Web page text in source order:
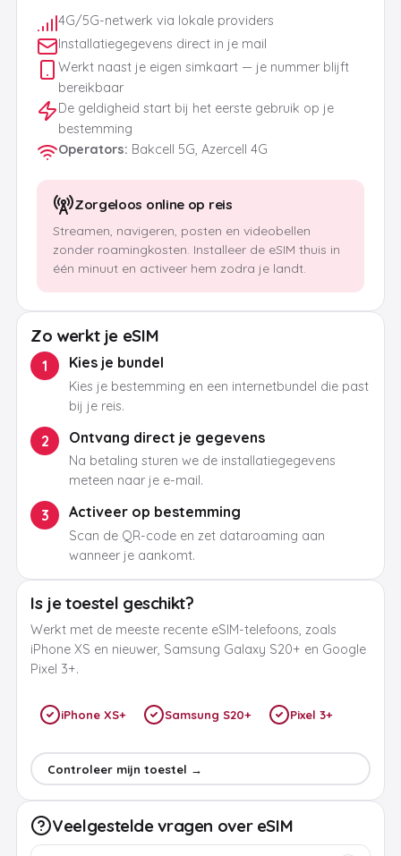
4G/5G-netwerk via lokale providers
Installatiegegevens direct in je mail
Werkt naast je eigen simkaart — je nummer blijft
bereikbaar
De geldigheid start bij het eerste gebruik op je
bestemming
Operators: Bakcell 5G, Azercell 4G
Zorgeloos online op reis
Streamen, navigeren, posten en videobellen
zonder roamingkosten. Installeer de eSIM thuis in
één minuut en activeer hem zodra je landt.
Zo werkt je eSIM
1 Kies je bundel
Kies je bestemming en een internetbundel die past
bij je reis.
2 Ontvang direct je gegevens
Na betaling sturen we de installatiegegevens
meteen naar je e-mail.
3 Activeer op bestemming
Scan de QR-code en zet dataroaming aan
wanneer je aankomt.
Is je toestel geschikt?
Werkt met de meeste recente eSIM-telefoons, zoals
iPhone XS en nieuwer, Samsung Galaxy S20+ en Google
Pixel 3+.
iPhone XS+ Samsung S20+ Pixel 3+
Controleer mijn toestel →
Veelgestelde vragen over eSIM